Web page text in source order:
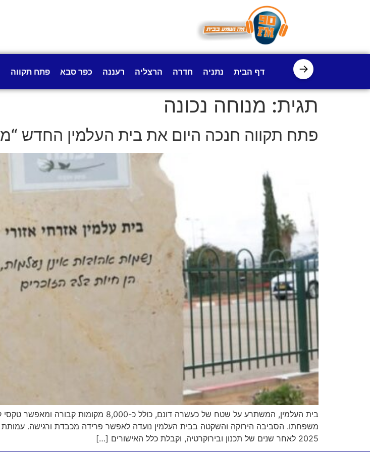
→ דף הבית נתניה חדרה הרצליה רעננה כפר סבא פתח תקווה
תגית: מנוחה נכונה
פתח תקווה חנכה היום את בית העלמין החדש
בית העלמין, המשתרע על שטח של כעשרה דונם,
2025 לאחר שנים של תכנון ובירוקרטיה, וקבלת כלל האישורים […]